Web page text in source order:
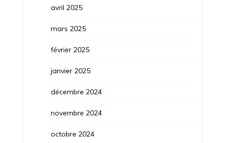
avril 2025
mars 2025
février 2025
janvier 2025
décembre 2024
novembre 2024
octobre 2024